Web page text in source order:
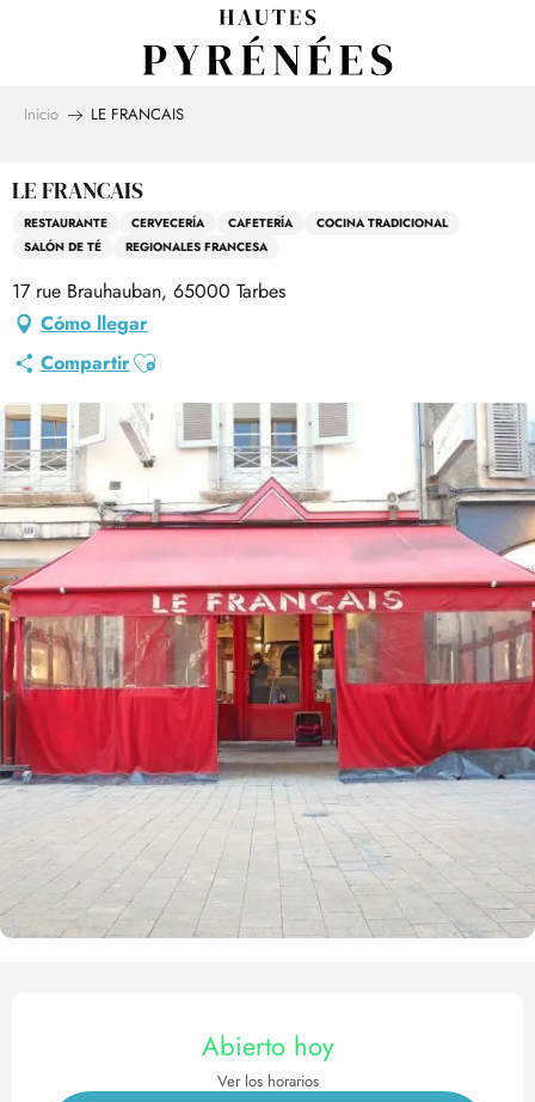
Inicio LE FRANCAIS
LE FRANCAIS
RESTAURANTE CERVECERÍA CAFETERÍA
COCINA TRADICIONAL
SALÓN DE TÉ
REGIONALES FRANCESA
17 rue Brauhauban, 65000 Tarbes
Cómo llegar
CompartirAjouter aux favoris
Horarios y datos de
Abierto hoy
Ver los horarios